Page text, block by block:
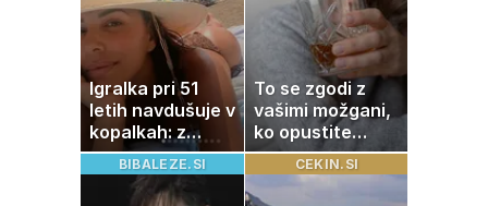
Igralka pri 51
letih navdušuje v
kopalkah: z
možem uživa v
romantičnem
poletju
To se zgodi z
vašimi možgani,
ko opustite
alkohol
BIBALEZE.SI CEKIN.SI